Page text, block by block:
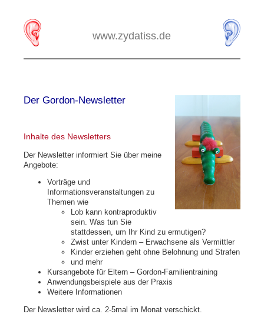
www.zydatiss.de
Der Gordon-Newsletter
Inhalte des Newsletters
Der Newsletter informiert Sie über meine
Angebote:
Vorträge und
Informationsveranstaltungen zu
Themen wie
Lob kann kontraproduktiv
sein. Was tun Sie
stattdessen, um Ihr Kind zu ermutigen?
Zwist unter Kindern – Erwachsene als Vermittler
Kinder erziehen geht ohne Belohnung und Strafen
und mehr
Kursangebote für Eltern – Gordon-Familientraining
Anwendungsbeispiele aus der Praxis
Weitere Informationen
Der Newsletter wird ca. 2-5mal im Monat verschickt.